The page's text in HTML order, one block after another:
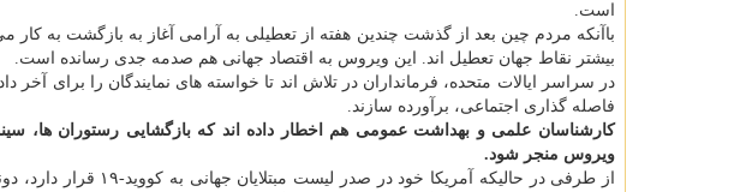
است.
باآنکه مردم چین بعد از گذشت چندین هفته از تعطیلی به آرامی آغاز به بازگشت به
بیشتر نقاط جهان تعطیل اند. این ویروس به اقتصاد جهانی هم صدمه جدی رسانده است.
در سراسر ایالات متحده، فرمانداران در تلاش اند تا خواسته های نمایندگان را برای
فاصله گذاری اجتماعی، برآورده سازند.
کارشناسان علمی و بهداشت عمومی هم اخطار داده اند که بازگشایی رستوران ها،
ویروس منجر شود.
از طرفی در حالیکه